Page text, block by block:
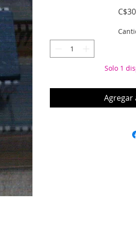
Solo 1
Agregar